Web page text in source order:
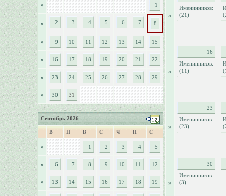
» 1
» 2 3 4 5 6 7 8
» 9 10 11 12 13 14 15
» 16 17 18 19 20 21 22
» 23 24 25 26 27 28 29
» 30 31
Сентябрь 2026
В П В С Ч П С
» 1 2 3 4 5
» 6 7 8 9 10 11 12
» 13 14 15 16 17 18 19
»
Именинников:
(21)
»
16
Именинников:
(11)
»
23
Именинников:
(23)
»
30
Именинников:
(3)